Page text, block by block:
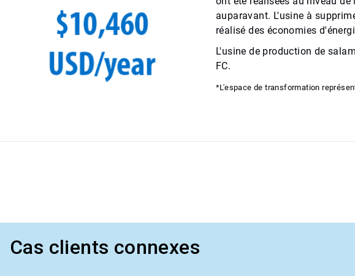
auparavant. L'usine à
réalisé des économies
L'usine de production de
FC.
*L'espace de transformation
Cas clients connexes